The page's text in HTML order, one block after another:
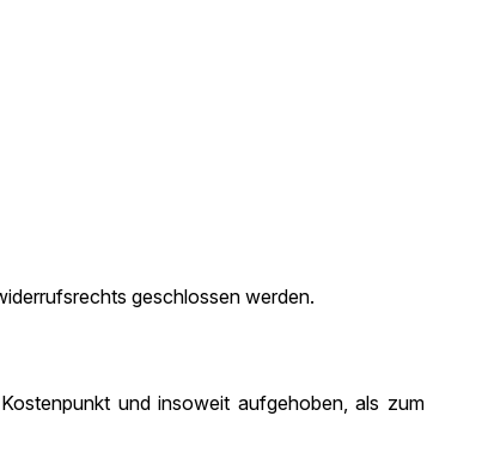
geschlossen werden.
und insoweit aufgehoben, als zum